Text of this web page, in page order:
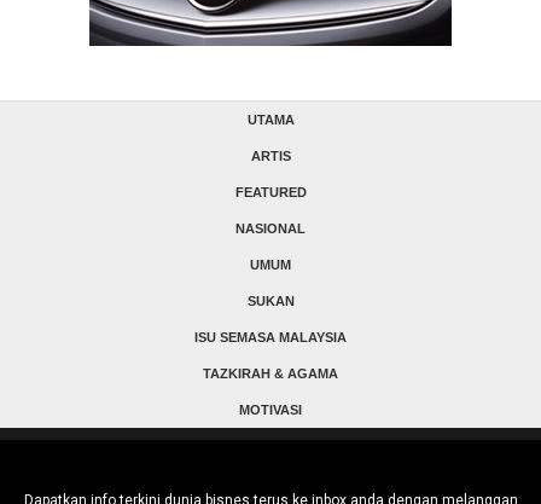
UTAMA
ARTIS
FEATURED
NASIONAL
UMUM
SUKAN
ISU SEMASA MALAYSIA
TAZKIRAH & AGAMA
MOTIVASI
Dapatkan info terkini dunia bisnes terus ke inbox anda dengan melanggan